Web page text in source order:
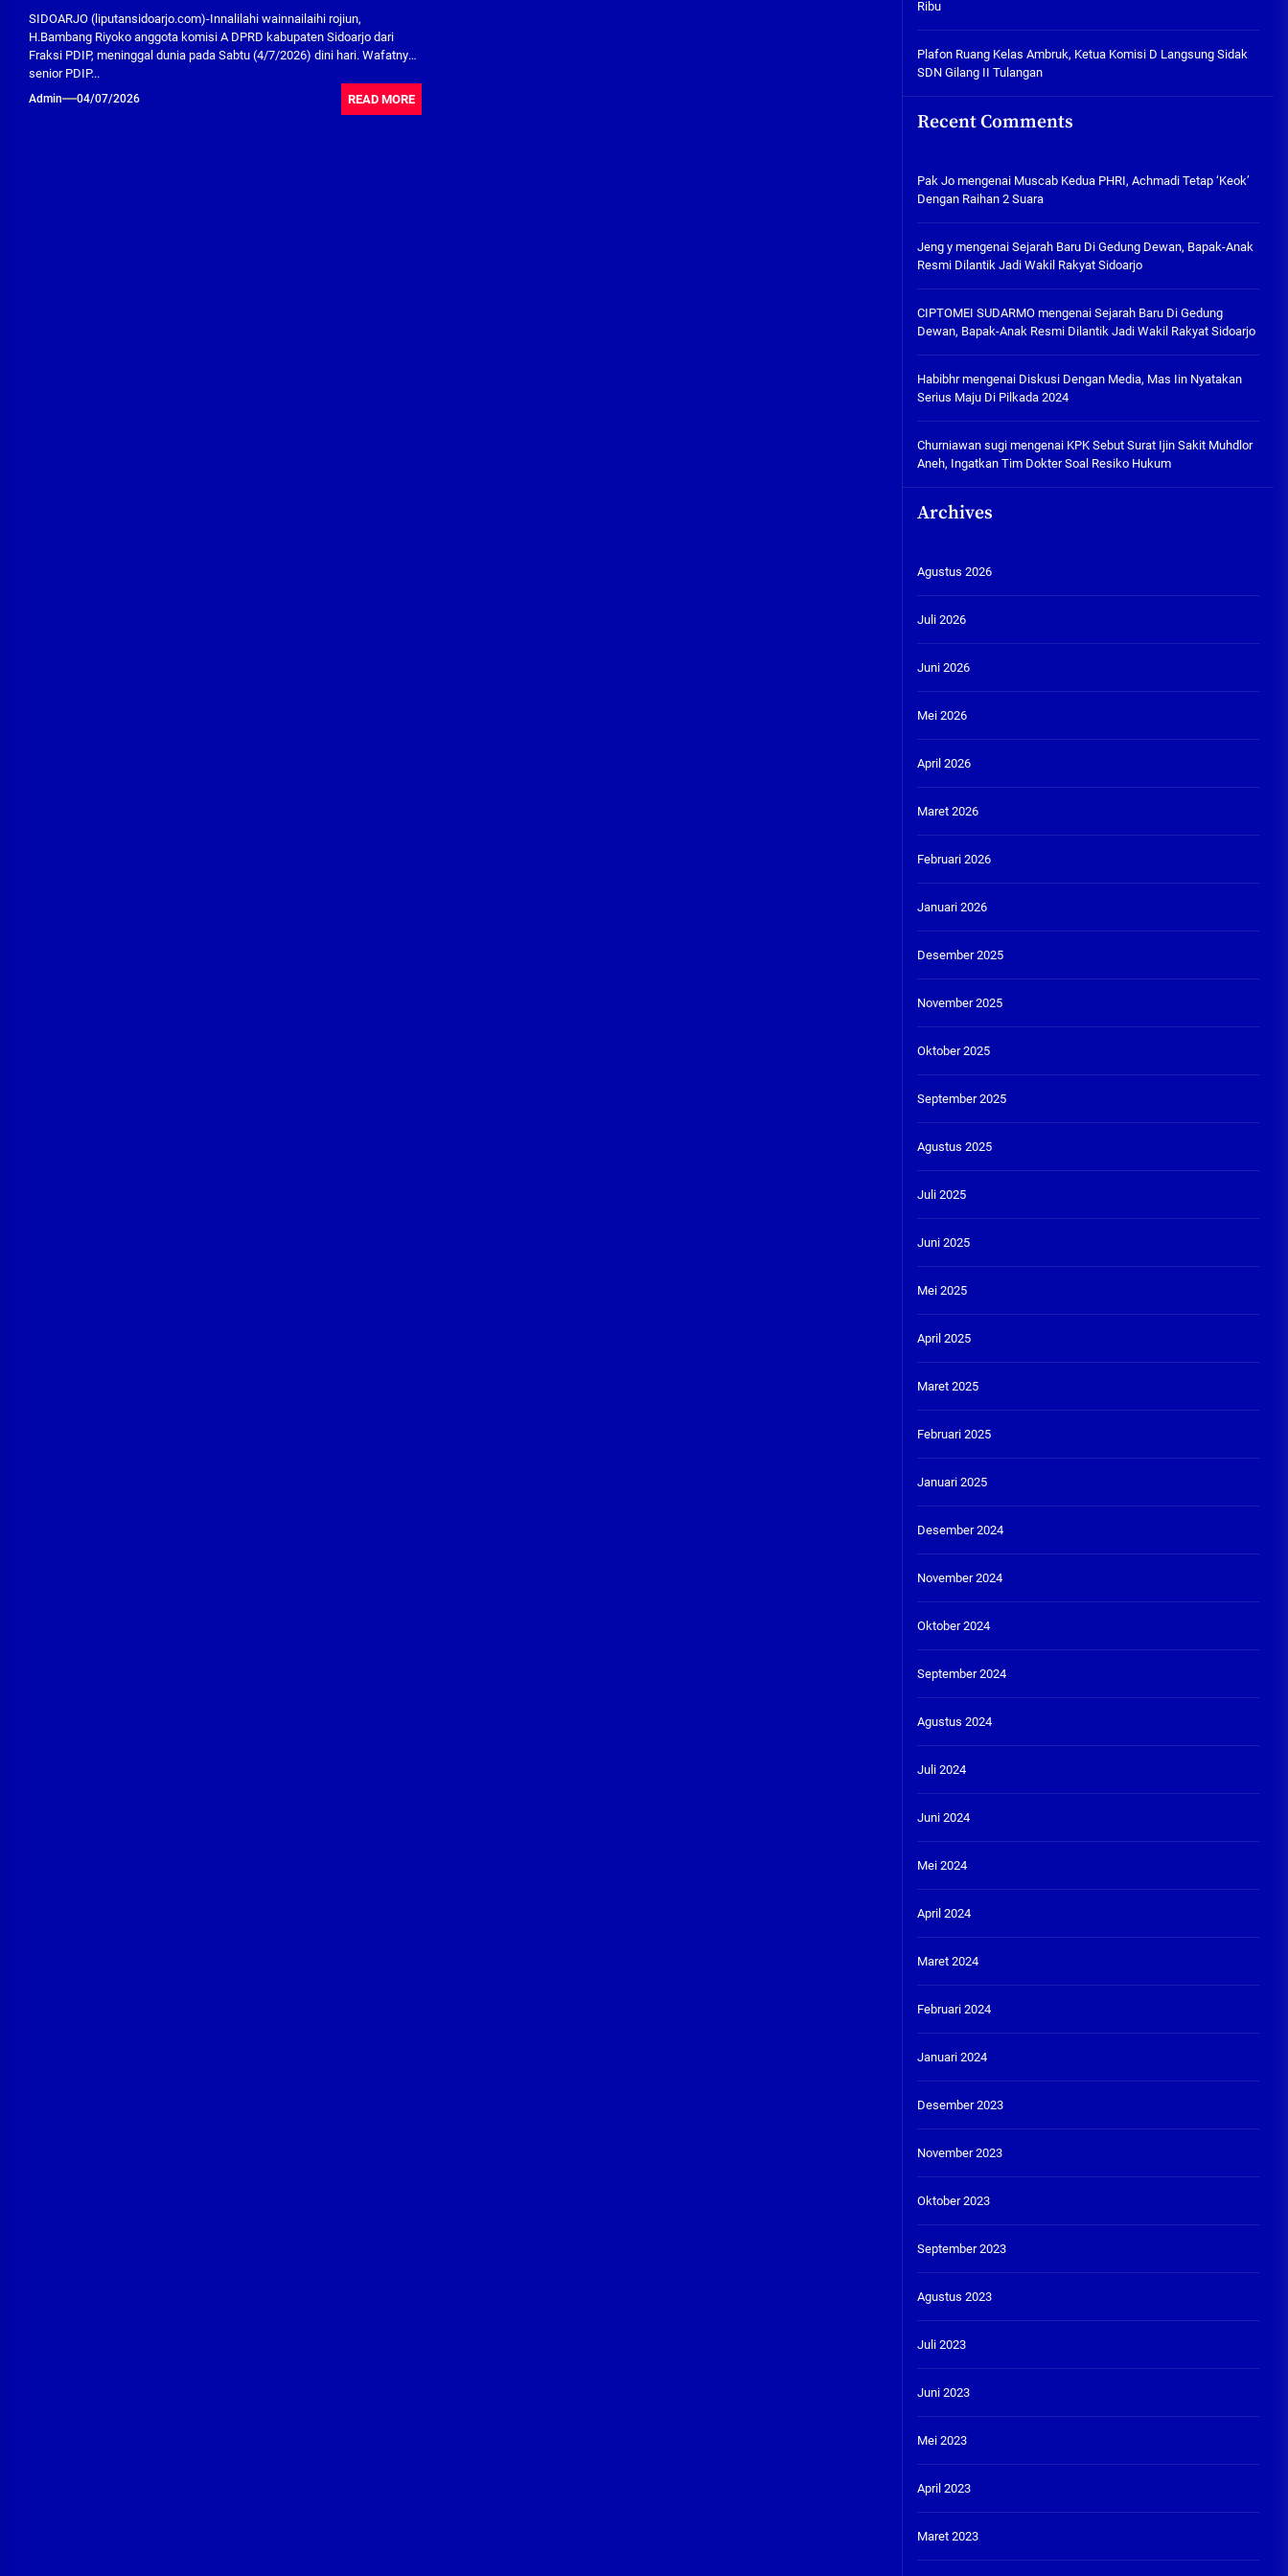
Hukumannya Cuma Bayar Rp
300 Ribu
Plafon Ruang Kelas Ambruk,
Ketua Komisi D Langsung Sidak
05/08/2026
SIDOARJO (liputansidoarjo.com)-Innalilahi wainnailaihi rojiun,
H.Bambang Riyoko anggota komisi A DPRD kabupaten Sidoarjo dari
Fraksi PDIP, meninggal dunia pada Sabtu (4/7/2026) dini hari. Wafatnya
senior PDIP...
Admin 04/07/2026 READ MORE
Ribu
Plafon Ruang Kelas Ambruk, Ketua Komisi D Langsung Sidak
SDN Gilang II Tulangan
Recent Comments
Pak Jomengenai Muscab Kedua PHRI, Achmadi Tetap ‘Keok’
Dengan Raihan 2 Suara
Jeng ymengenai Sejarah Baru Di Gedung Dewan, Bapak-Anak
Resmi Dilantik Jadi Wakil Rakyat Sidoarjo
CIPTOMEI SUDARMOmengenai Sejarah Baru Di Gedung
Dewan, Bapak-Anak Resmi Dilantik Jadi Wakil Rakyat Sidoarjo
Habibhrmengenai Diskusi Dengan Media, Mas Iin Nyatakan
Serius Maju Di Pilkada 2024
Churniawan sugimengenai KPK Sebut Surat Ijin Sakit Muhdlor
Aneh, Ingatkan Tim Dokter Soal Resiko Hukum
Archives
Agustus 2026
Juli 2026
Juni 2026
Mei 2026
April 2026
Maret 2026
Februari 2026
Januari 2026
Desember 2025
November 2025
Oktober 2025
September 2025
Agustus 2025
Juli 2025
Juni 2025
Mei 2025
April 2025
Maret 2025
Februari 2025
Januari 2025
Desember 2024
November 2024
Oktober 2024
September 2024
Agustus 2024
Juli 2024
Juni 2024
Mei 2024
April 2024
Maret 2024
Februari 2024
Januari 2024
Desember 2023
November 2023
Oktober 2023
September 2023
Agustus 2023
Juli 2023
Juni 2023
Mei 2023
April 2023
Maret 2023